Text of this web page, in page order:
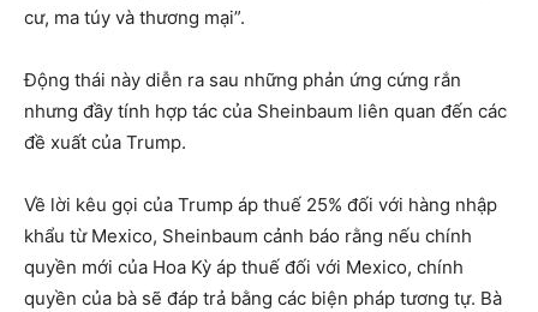
cư, ma túy và thương mại”.
Động thái này diễn ra sau những phản ứng cứng rắn
nhưng đầy tính hợp tác của Sheinbaum liên quan đến các
đề xuất của Trump.
Về lời kêu gọi của Trump áp thuế 25% đối với hàng nhập
khẩu từ Mexico, Sheinbaum cảnh báo rằng nếu chính
quyền mới của Hoa Kỳ áp thuế đối với Mexico, chính
quyền của bà sẽ đáp trả bằng các biện pháp tương tự. Bà